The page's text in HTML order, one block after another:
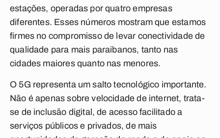
estações, operadas por quatro empresas
diferentes. Esses números mostram que estamos
firmes no compromisso de levar conectividade de
qualidade para mais paraibanos, tanto nas
cidades maiores quanto nas menores.
O 5G representa um salto tecnológico importante.
Não é apenas sobre velocidade de internet, trata-
se de inclusão digital, de acesso facilitado a
serviços públicos e privados, de mais